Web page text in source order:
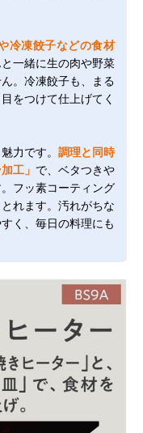
冷凍餃子などの食材
一緒に生の肉や野菜
。冷凍餃子も、まる
をつけて仕上げてく
力です。 調理と同時
工」 で、ベタつきや
フッ素コーティング
れます。汚れがちな
く、毎日の料理にも